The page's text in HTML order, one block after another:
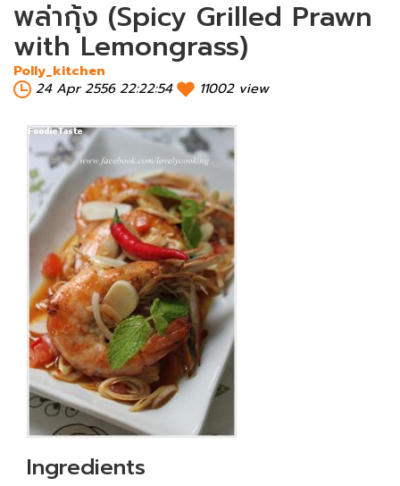
พล่ากุ้ง (Spicy Grilled Prawn
with Lemongrass)
Polly_kitchen
24 Apr 2556 22:22:54
11002 view
Ingredients